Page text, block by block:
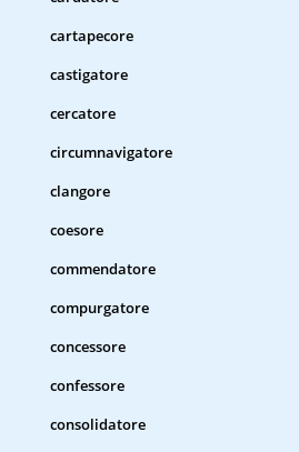
cartapecore
castigatore
cercatore
circumnavigatore
clangore
coesore
commendatore
compurgatore
concessore
confessore
consolidatore